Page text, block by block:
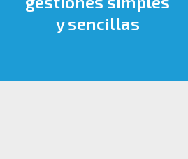
y sencillas